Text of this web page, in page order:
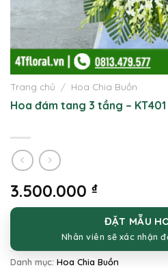
Trang chủ / Hoa Chia Buồn
Hoa đám tang 3 tầng – KT401
3.500.000 ₫
ĐẶT MẪU
Nhân viên sẽ xác nhận
Danh mục: Hoa Chia Buồn